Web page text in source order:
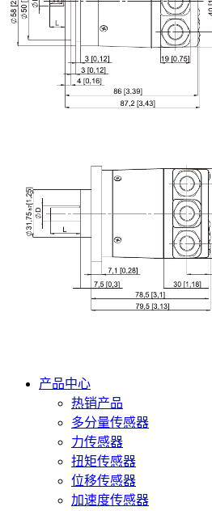
产品中心
热销产品
多分量传感器
力传感器
扭矩传感器
位移传感器
加速度传感器